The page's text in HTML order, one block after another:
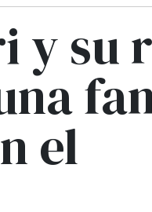
y su
el